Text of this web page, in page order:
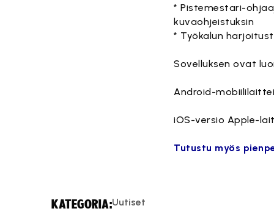
* Pistemestari-
kuvaohjeistuksin
* Työkalun
Sovelluksen ovat
Android-
iOS-versio Apple-
Tutustu myös
KATEGORIA:Uutiset